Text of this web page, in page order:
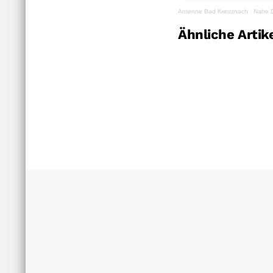
Antenne Bad Kreuznach · Nahe
Ähnliche